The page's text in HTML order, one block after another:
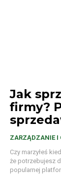
Jak
firmy?
ZARZĄDZANIE I
Czy marzyłeś
że potrzebujesz
popularnej